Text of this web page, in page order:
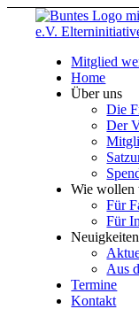
Mitglied
Home
Über uns
Die
Der
Wie wollen
Für
Für
Neuigkeiten
Aus
Termine
Kontakt